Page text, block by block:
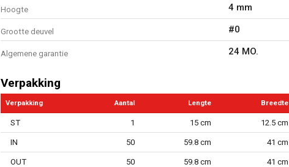
Hoogte 4 mm
Grootte deuvel #0
Algemene garantie 24 MO.
Verpakking
Verpakking Aantal Lengte Breedte
ST 1 15 cm 12.5 cm
IN 50 59.8 cm 41 cm
OUT 50 59.8 cm 41 cm